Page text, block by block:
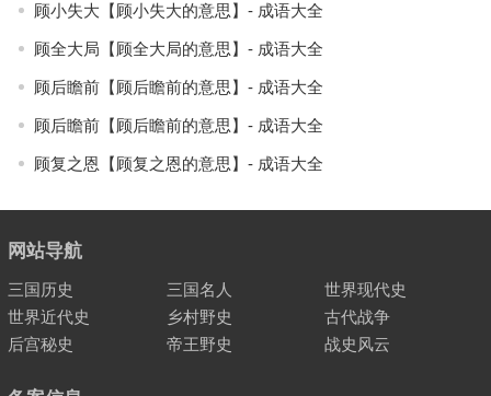
顾小失大【顾小失大的意思】- 成语大全
顾全大局【顾全大局的意思】- 成语大全
顾后瞻前【顾后瞻前的意思】- 成语大全
顾后瞻前【顾后瞻前的意思】- 成语大全
顾复之恩【顾复之恩的意思】- 成语大全
网站导航
三国历史 三国名人
世界现代史
世界近代史
乡村野史
古代战争
后宫秘史
帝王野史 战史风云